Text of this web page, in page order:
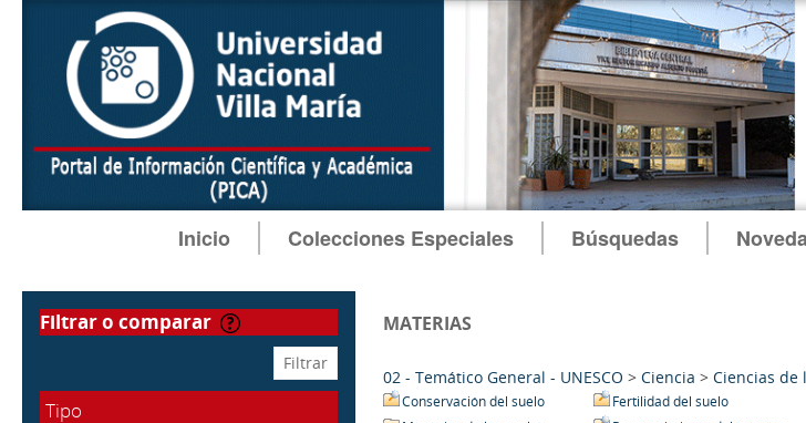
Inicio Colecciones Especiales Búsquedas
filtrar o comparar
Tipo
MATERIAS
02 - Temático General - UNESCO > Ciencia > Ciencias de
Conservación del suelo Fertilidad del suelo